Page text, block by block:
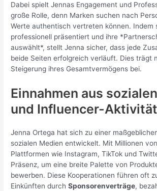
Dabei spielt Jennas Engagement und
große Rolle, denn Marken suchen nach
Werte authentisch vertreten können. Indem
professionell präsentiert und ihre
auswählt*, stellt Jenna sicher, dass jede
beide Seiten erfolgreich verläuft. Dies trägt
Steigerung ihres Gesamtvermögens bei.
Einnahmen aus
und Influencer-
Jenna Ortega hat sich zu einer
sozialen Medien entwickelt. Mit Millionen
Plattformen wie Instagram, TikTok und
Präsenz, um eine breite Palette von
bewerben. Diese Kooperationen führen oft
Einkünften durchSponsorenverträge,